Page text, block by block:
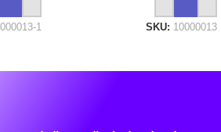
SKU: 10000013
1